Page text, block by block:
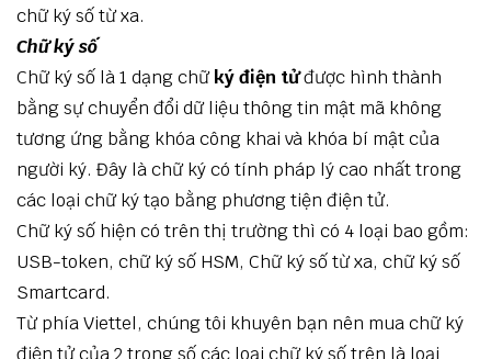
chữ ký số từ xa.
Chữ ký số
Chữ ký số là 1 dạng chữ ký điện tửđược hình thành
bằng sự chuyển đổi dữ liệu thông tin mật mã không
tương ứng bằng khóa công khai và khóa bí mật của
người ký. Đây là chữ ký có tính pháp lý cao nhất trong
các loại chữ ký tạo bằng phương tiện điện tử.
Chữ ký số hiện có trên thị trường thì có 4 loại bao gồm:
USB-token, chữ ký số HSM, Chữ ký số từ xa, chữ ký số
Smartcard.
Từ phía Viettel, chúng tôi khuyên bạn nên mua chữ ký
điện tử của 2 trong số các loại chữ ký số trên là loại